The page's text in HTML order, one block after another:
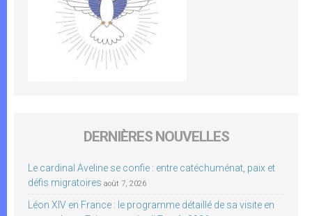
DERNIÈRES NOUVELLES
Le cardinal Aveline se confie : entre catéchuménat, paix et
défis migratoires août 7, 2026
Léon XIV en France : le programme détaillé de sa visite en